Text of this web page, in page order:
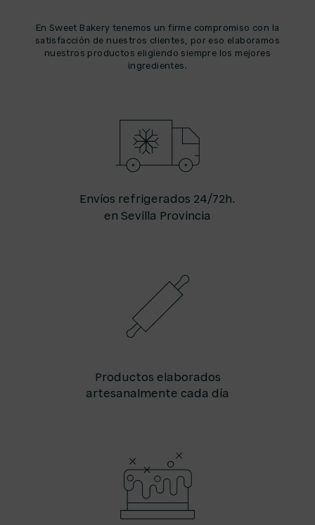
En Sweet Bakery tenemos un firme compromiso con la
satisfacción de nuestros clientes, por eso elaboramos
nuestros productos eligiendo siempre los mejores
ingredientes.
Envíos refrigerados 24/72h.
en Sevilla Provincia
Productos elaborados
artesanalmente cada día